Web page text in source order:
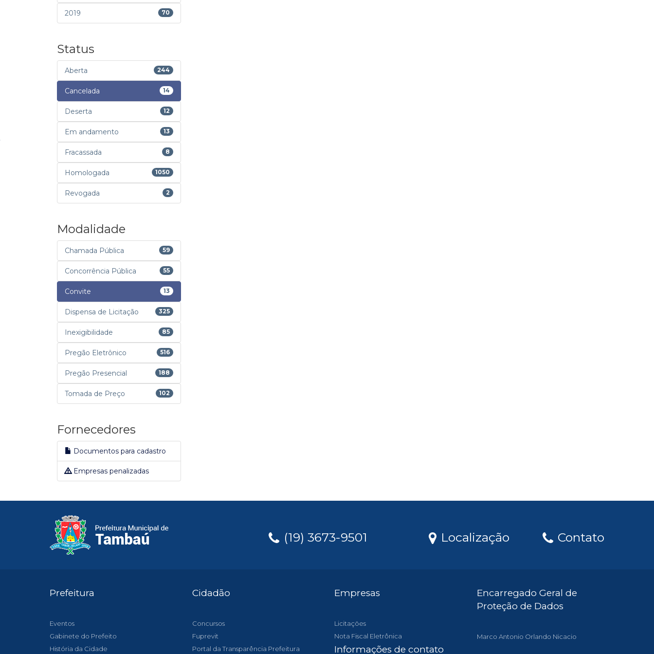
2019 70
Status
Aberta 244
Cancelada 14
Deserta 12
Em andamento 13
Fracassada 8
Homologada 1050
Revogada 2
Modalidade
Chamada Pública 59
Concorrência Pública 55
Convite 13
Dispensa de Licitação 325
Inexigibilidade 85
Pregão Eletrônico 516
Pregão Presencial 188
Tomada de Preço 102
Fornecedores
Documentos para cadastro
Empresas penalizadas
(19) 3673-9501 Localização Contato
Prefeitura
Eventos
Gabinete do Prefeito
História da Cidade
Cidadão
Concursos
Fuprevit
Portal da Transparência Prefeitura
Empresas
Licitações
Nota Fiscal Eletrônica
Encarregado Geral de
Proteção de Dados
Marco Antonio Orlando Nicacio
Informações de contato